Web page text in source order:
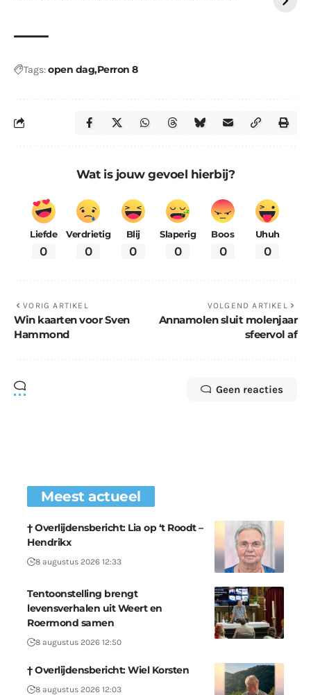
Tags:open dagPerron 8
Wat is jouw gevoel hierbij?
Liefde
0
Verdrietig
0
Blij
0
Slaperig
0
Boos
0
Uhuh
0
VORIG ARTIKEL
Win kaarten voor Sven
Hammond
VOLGEND ARTIKEL
Annamolen sluit molenjaar
sfeervol af
Geen reacties
Meest actueel
† Overlijdensbericht: Lia op ‘t Roodt –
Hendrikx
8 augustus 2026 12:33
Tentoonstelling brengt
levensverhalen uit Weert en
Roermond samen
8 augustus 2026 12:50
† Overlijdensbericht: Wiel Korsten
8 augustus 2026 12:03